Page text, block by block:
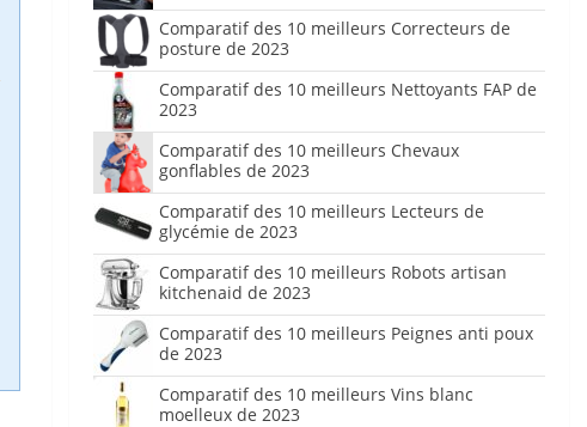
Comparatif des 10 meilleurs Correcteurs de
posture de 2023
Comparatif des 10 meilleurs Nettoyants FAP de
2023
Comparatif des 10 meilleurs Chevaux
gonflables de 2023
Comparatif des 10 meilleurs Lecteurs de
glycémie de 2023
Comparatif des 10 meilleurs Robots artisan
kitchenaid de 2023
Comparatif des 10 meilleurs Peignes anti poux
de 2023
Comparatif des 10 meilleurs Vins blanc
moelleux de 2023